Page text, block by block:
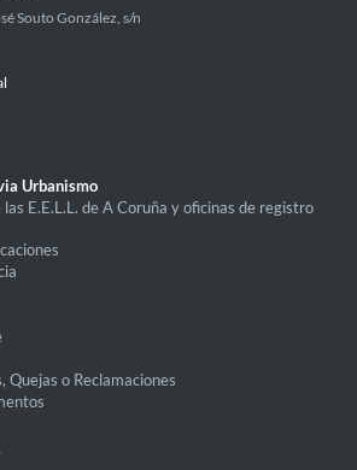
Souto González, s/n
Urbanismo
E.E.L.L. de A Coruña y oficinas de registro
Quejas o Reclamaciones